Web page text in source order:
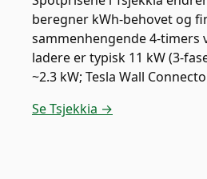
beregner kWh-behovet og
sammenhengende 4-timers
ladere er typisk 11 kW (3-
~2.3 kW; Tesla Wall
Se Tsjekkia →